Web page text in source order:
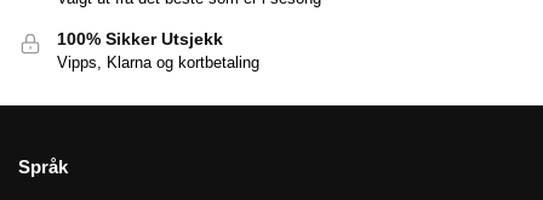
100% Sikker Utsjekk
Vipps, Klarna og kortbetaling
Språk